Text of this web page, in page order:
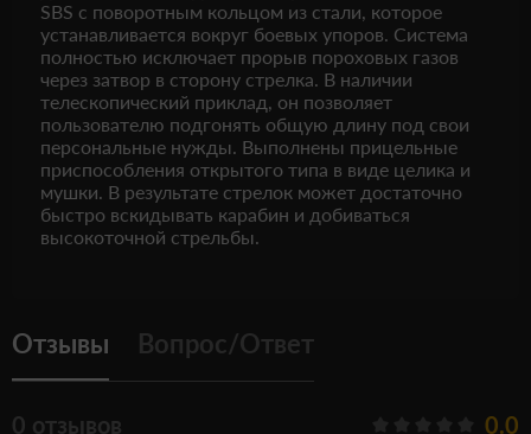
SBS с поворотным кольцом из стали, которое
устанавливается вокруг боевых упоров. Система
полностью исключает прорыв пороховых газов
через затвор в сторону стрелка. В наличии
телескопический приклад, он позволяет
пользователю подгонять общую длину под свои
персональные нужды. Выполнены прицельные
приспособления открытого типа в виде целика и
мушки. В результате стрелок может достаточно
быстро вскидывать карабин и добиваться
высокоточной стрельбы.
Отзывы Вопрос/Ответ
0 отзывов 0.0